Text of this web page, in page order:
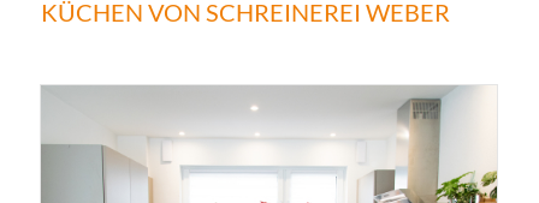
KÜCHEN VON SCHREINEREI WEBER